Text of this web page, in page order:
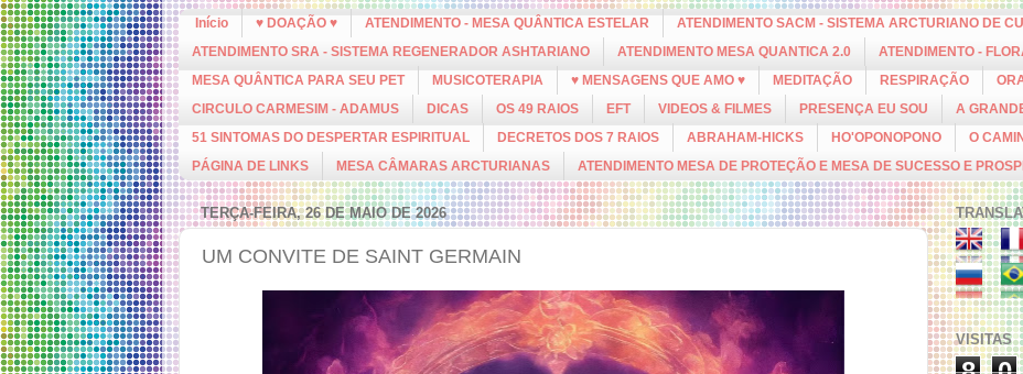
Início ♥ DOAÇÃO ♥ ATENDIMENTO - MESA QUÂNTICA ESTELAR
ATENDIMENTO SACM - SISTEMA ARCTURIANO DE
ATENDIMENTO SRA - SISTEMA REGENERADOR ASHTARIANO
ATENDIMENTO MESA QUANTICA 2.0
ATENDIMENTO -
MESA QUÂNTICA PARA SEU PET
MUSICOTERAPIA ♥ MENSAGENS QUE AMO ♥ MEDITAÇÃO RESPIRAÇÃO
CIRCULO CARMESIM - ADAMUS
DICAS OS 49 RAIOS EFT VIDEOS & FILMES PRESENÇA EU SOU
A
51 SINTOMAS DO DESPERTAR ESPIRITUAL
DECRETOS DOS 7 RAIOS ABRAHAM-HICKS HO'OPONOPONO O
PÁGINA DE LINKS
MESA CÂMARAS ARCTURIANAS ATENDIMENTO MESA DE PROTEÇÃO E MESA DE SUCESSO E
TERÇA-FEIRA, 26 DE MAIO DE 2026
UM CONVITE DE SAINT GERMAIN
VISITAS